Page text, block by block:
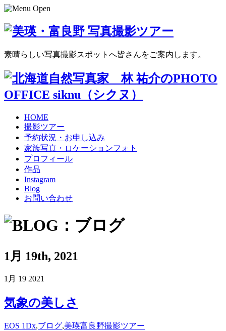
素晴らしい写真撮影スポットへ皆さんをご案内します。
HOME
撮影ツアー
予約状況・お申し込み
家族写真・ロケーションフォト
プロフィール
作品
Instagram
Blog
お問い合わせ
1月 19th, 2021
1月 19 2021
気象の美しさ
EOS 1Dx,ブログ,美瑛富良野撮影ツアー